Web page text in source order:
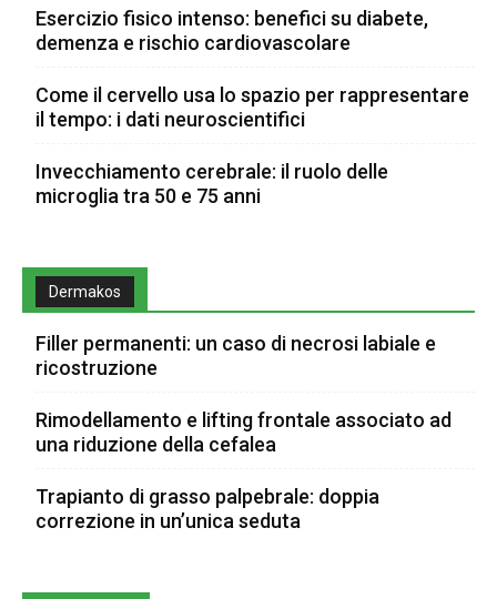
Esercizio fisico intenso: benefici su diabete,
demenza e rischio cardiovascolare
Come il cervello usa lo spazio per rappresentare
il tempo: i dati neuroscientifici
Invecchiamento cerebrale: il ruolo delle
microglia tra 50 e 75 anni
Dermakos
Filler permanenti: un caso di necrosi labiale e
ricostruzione
Rimodellamento e lifting frontale associato ad
una riduzione della cefalea
Trapianto di grasso palpebrale: doppia
correzione in un’unica seduta